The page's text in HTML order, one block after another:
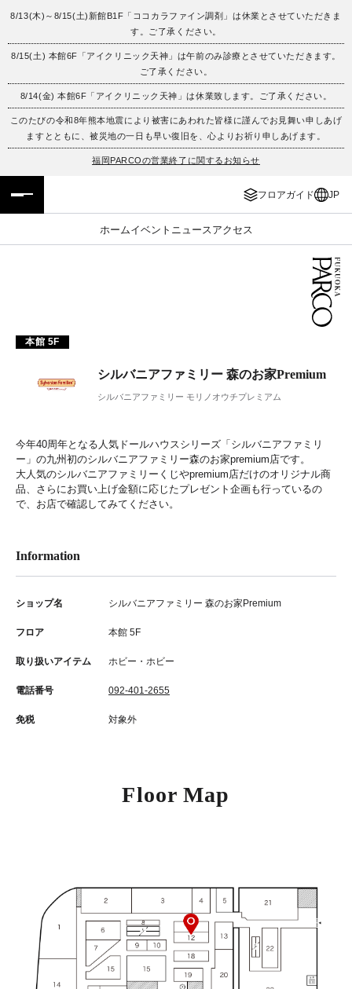
8/13(木)～8/15(土)新館B1F「ココカラファイン調剤」は休業とさせていただきま
す。ご了承ください。
8/15(土) 本館6F「アイクリニック天神」は午前のみ診療とさせていただきます。
ご了承ください。
8/14(金) 本館6F「アイクリニック天神」は休業致します。ご了承ください。
このたびの令和8年熊本地震により被害にあわれた皆様に謹んでお見舞い申しあげ
ますとともに、被災地の一日も早い復旧を、心よりお祈り申しあげます。
福岡PARCOの営業終了に関するお知らせ
フロアガイド JP
ホームイベント ニュース アクセス
フロアガイド
施設案内・アクセス
イベント・ポップアップ
レストラン・カフェ
ENGLISH
繁体字
簡体字
ภาษาไทย
本館 5F
シルバニアファミリー 森のお家Premium
シルバニアファミリー モリノオウチプレミアム
今年40周年となる人気ドールハウスシリーズ「シルバニアファミリ
ー」の九州初のシルバニアファミリー森のお家premium店です。
大人気のシルバニアファミリーくじやpremium店だけのオリジナル商
品、さらにお買い上げ金額に応じたプレゼント企画も行っているの
で、お店で確認してみてください。
Information
ショップ名 シルバニアファミリー 森のお家Premium
フロア 本館 5F
取り扱いアイテム ホビー・ホビー
電話番号 092-401-2655
免税 対象外
Floor Map